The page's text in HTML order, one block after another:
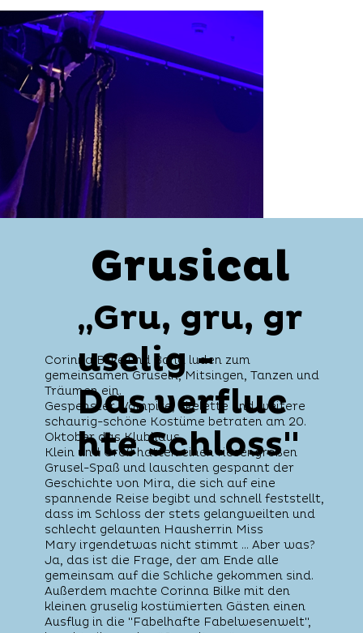
„Gru, gru, gr
uselig -
Das verfluc
hte Schloss"
Grusical
Grusical
Corinna Bilke und Band luden zum
gemeinsamen Gruseln, Mitsingen, Tanzen und
Träumen ein.
Gespenster, Vampire, Skelette und weitere
schaurig-schöne Kostüme betraten am 20.
Oktober das Klubhaus.
Klein und Groß hatten einen riesengroßen
Grusel-Spaß und lauschten gespannt der
Geschichte von Mira, die sich auf eine
spannende Reise begibt und schnell feststellt,
dass im Schloss der stets gelangweilten und
schlecht gelaunten Hausherrin Miss
Mary irgendetwas nicht stimmt … Aber was?
Ja, das ist die Frage, der am Ende alle
gemeinsam auf die Schliche gekommen sind.
Außerdem machte Corinna Bilke mit den
kleinen gruselig kostümierten Gästen einen
Ausflug in die "Fabelhafte Fabelwesenwelt",